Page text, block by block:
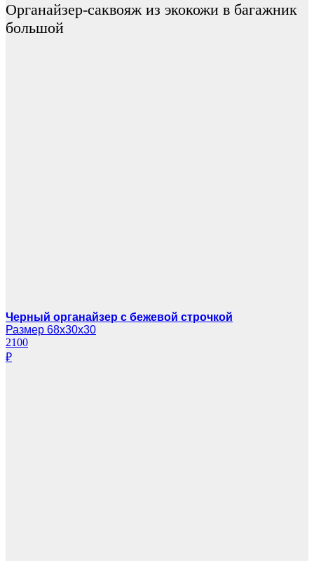
Органайзер-саквояж из экокожи в багажник
большой
Черный органайзер с бежевой строчкой
Размер 68х30х30
2100
₽